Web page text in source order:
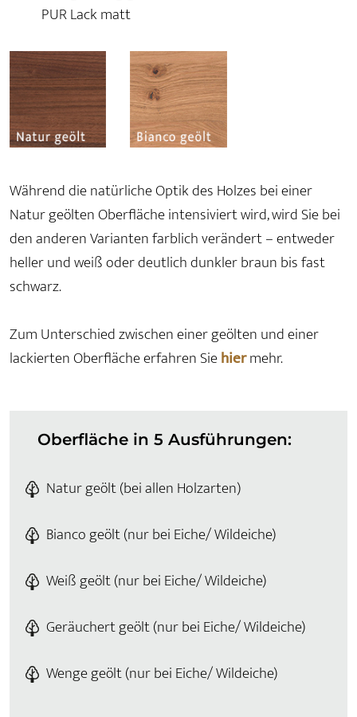
PUR Lack matt
Während die natürliche Optik des Holzes bei einer
Natur geölten Oberfläche intensiviert wird, wird Sie bei
den anderen Varianten farblich verändert – entweder
heller und weiß oder deutlich dunkler braun bis fast
schwarz.
Zum Unterschied zwischen einer geölten und einer
lackierten Oberfläche erfahren Siehiermehr.
Oberfläche in 5 Ausführungen:
Natur geölt (bei allen Holzarten)
Bianco geölt (nur bei Eiche/ Wildeiche)
Weiß geölt (nur bei Eiche/ Wildeiche)
Geräuchert geölt (nur bei Eiche/ Wildeiche)
Wenge geölt (nur bei Eiche/ Wildeiche)